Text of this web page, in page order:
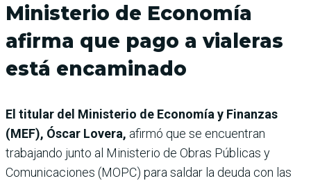
Ministerio de Economía
afirma que pago a vialeras
está encaminado
El titular del Ministerio de Economía y Finanzas
(MEF), Óscar Lovera, afirmó que se encuentran
trabajando junto al Ministerio de Obras Públicas y
Comunicaciones (MOPC) para saldar la deuda con las